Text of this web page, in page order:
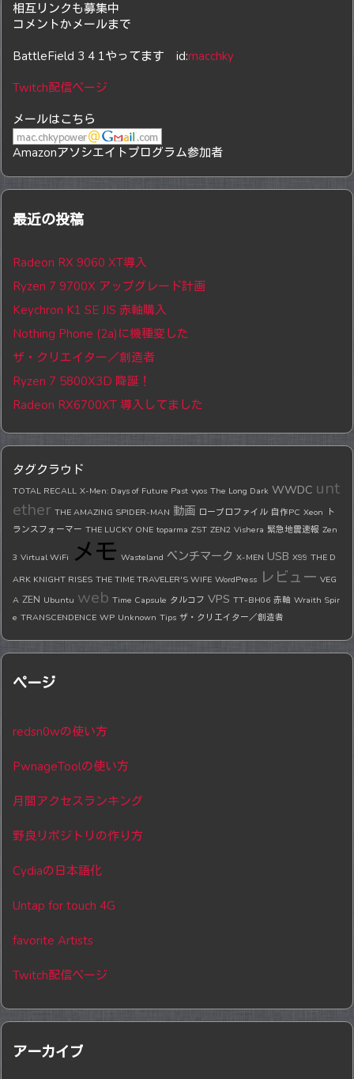
相互リンクも募集中
コメントかメールまで
BattleField 3 4 1やってます id:macchky
Twitch配信ページ
メールはこちら
Amazonアソシエイトプログラム参加者
最近の投稿
Radeon RX 9060 XT導入
Ryzen 7 9700X アップグレード計画
Keychron K1 SE JIS 赤軸購入
Nothing Phone (2a)に機種変した
ザ・クリエイター／創造者
Ryzen 7 5800X3D 降誕！
Radeon RX6700XT 導入してました
タグクラウド
TOTAL RECALL X-Men: Days of Future Past vyos The Long Dark WWDC unt
ether THE AMAZING SPIDER-MAN 動画 ロープロファイル 自作PC Xeon
ト
ランスフォーマー THE LUCKY ONE toparma ZST ZEN2 Vishera 緊急地震速報 Zen
3 Virtual WiFi メモ Wasteland ベンチマーク X-MEN USB X99 THE D
ARK KNIGHT RISES THE TIME TRAVELER'S WIFE WordPress レビュー VEG
A ZEN Ubuntu web Time Capsule タルコフ VPS TT-BH06 赤軸 Wraith Spir
e TRANSCENDENCE WP Unknown Tips ザ・クリエイター／創造者
ページ
redsn0wの使い方
PwnageToolの使い方
月間アクセスランキング
野良リポジトリの作り方
Cydiaの日本語化
Untap for touch 4G
favorite Artists
Twitch配信ページ
アーカイブ